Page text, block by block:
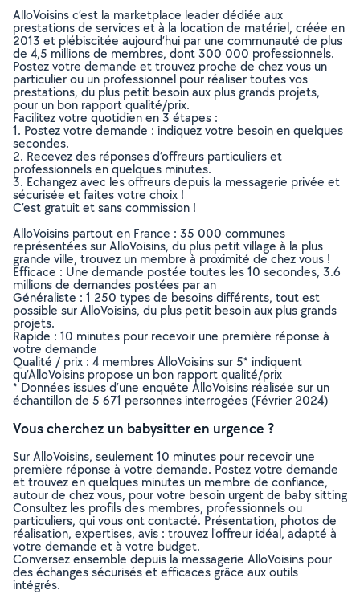
AlloVoisins c’est la marketplace leader dédiée aux
prestations de services et à la location de matériel, créée en
2013 et plébiscitée aujourd’hui par une communauté de plus
de 4,5 millions de membres, dont 300 000 professionnels.
Postez votre demande et trouvez proche de chez vous un
particulier ou un professionnel pour réaliser toutes vos
prestations, du plus petit besoin aux plus grands projets,
pour un bon rapport qualité/prix.
Facilitez votre quotidien en 3 étapes :
1. Postez votre demande : indiquez votre besoin en quelques
secondes.
2. Recevez des réponses d’offreurs particuliers et
professionnels en quelques minutes.
3. Echangez avec les offreurs depuis la messagerie privée et
sécurisée et faites votre choix !
C’est gratuit et sans commission !
AlloVoisins partout en France : 35 000 communes
représentées sur AlloVoisins, du plus petit village à la plus
grande ville, trouvez un membre à proximité de chez vous !
Efficace : Une demande postée toutes les 10 secondes, 3.6
millions de demandes postées par an
Généraliste : 1 250 types de besoins différents, tout est
possible sur AlloVoisins, du plus petit besoin aux plus grands
projets.
Rapide : 10 minutes pour recevoir une première réponse à
votre demande
Qualité / prix : 4 membres AlloVoisins sur 5* indiquent
qu’AlloVoisins propose un bon rapport qualité/prix
* Données issues d’une enquête AlloVoisins réalisée sur un
échantillon de 5 671 personnes interrogées (Février 2024)
Vous cherchez un babysitter en urgence ?
Sur AlloVoisins, seulement 10 minutes pour recevoir une
première réponse à votre demande. Postez votre demande
et trouvez en quelques minutes un membre de confiance,
autour de chez vous, pour votre besoin urgent de baby sitting
Consultez les profils des membres, professionnels ou
particuliers, qui vous ont contacté. Présentation, photos de
réalisation, expertises, avis : trouvez l'offreur idéal, adapté à
votre demande et à votre budget.
Conversez ensemble depuis la messagerie AlloVoisins pour
des échanges sécurisés et efficaces grâce aux outils
intégrés.